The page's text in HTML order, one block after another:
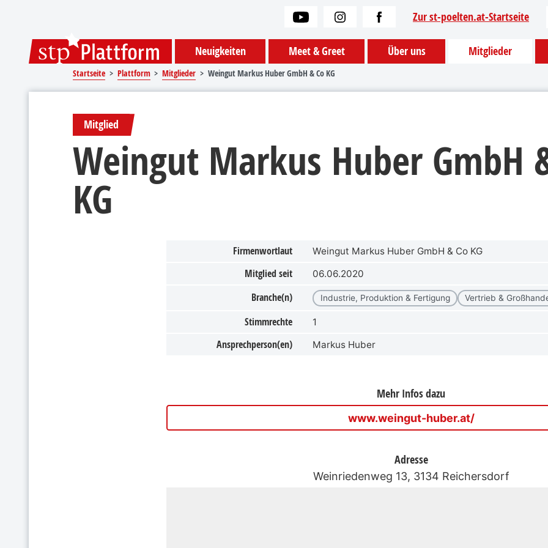
Neuigkeiten Meet & Greet Über uns Mitglieder
Zur st-poelten.at-Startseite
Startseite Plattform Mitglieder Weingut Markus Huber GmbH & Co KG
Mitglied
Weingut Markus Huber GmbH
KG
Firmenwortlaut Weingut Markus Huber GmbH & Co KG
Mitglied seit 06.06.2020
Branche(n) Industrie, Produktion & Fertigung Vertrieb &
Stimmrechte 1
Ansprechperson(en) Markus Huber
Mehr Infos dazu
www.weingut-huber.at/
Adresse
Weinriedenweg 13, 3134 Reichersdorf